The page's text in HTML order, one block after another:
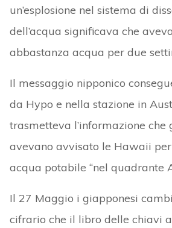
un’esplosione nel sistema di
dell’acqua significava che
abbastanza acqua per due
Il messaggio nipponico
da Hypo e nella stazione in
trasmetteva l’informazione che
avevano avvisato le Hawaii
acqua potabile “nel quadrante
Il 27 Maggio i giapponesi
cifrario che il libro delle chiavi